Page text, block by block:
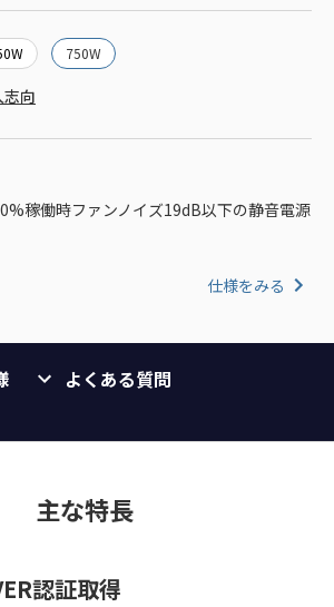
750W
向
稼働時ファンノイズ19dB以下の静音電源
仕様をみる
よくある質問
主な特長
認証取得